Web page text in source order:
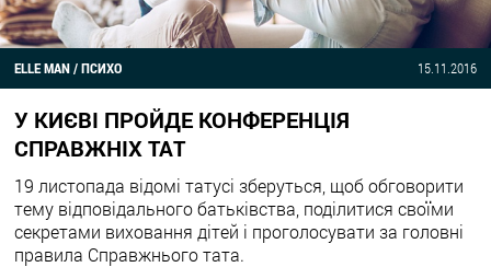
ELLE MAN / ПСИХО 15.11.2016
У КИЄВІ ПРОЙДЕ КОНФЕРЕНЦІЯ
СПРАВЖНІХ ТАТ
19 листопада відомі татусі зберуться, щоб обговорити
тему відповідального батьківства, поділитися своїми
секретами виховання дітей і проголосувати за головні
правила Справжнього тата.